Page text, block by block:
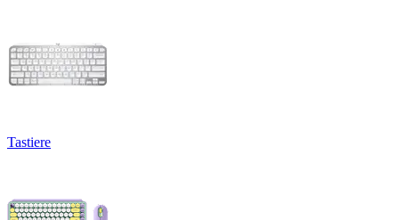
Tastiere